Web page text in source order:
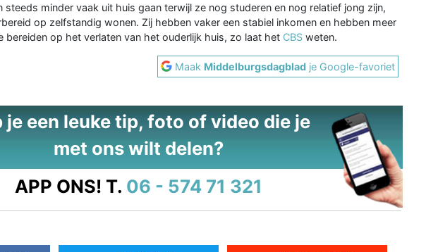
minder vaak uit huis gaan terwijl ze nog studeren en nog relatief jong zijn,
op zelfstandig wonen. Zij hebben vaker een stabiel inkomen en hebben meer
op het verlaten van het ouderlijk huis, zo laat het CBS weten.
Maak Middelburgsdagblad je Google-favoriet
je een leuke tip, foto of video die je
met ons wilt delen?
APP ONS! T. 06 - 574 71 321